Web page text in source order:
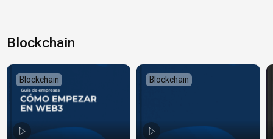
Blockchain
Blockchain Blockchain